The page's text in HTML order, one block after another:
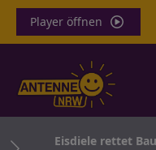
Player öffnen
Eisdiele rettet